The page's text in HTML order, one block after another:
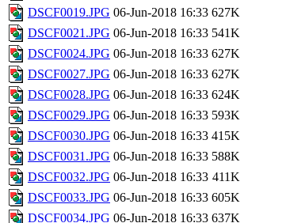
DSCF0019.JPG 06-Jun-2018 16:33 627K
DSCF0021.JPG 06-Jun-2018 16:33 541K
DSCF0024.JPG 06-Jun-2018 16:33 627K
DSCF0027.JPG 06-Jun-2018 16:33 627K
DSCF0028.JPG 06-Jun-2018 16:33 624K
DSCF0029.JPG 06-Jun-2018 16:33 593K
DSCF0030.JPG 06-Jun-2018 16:33 415K
DSCF0031.JPG 06-Jun-2018 16:33 588K
DSCF0032.JPG 06-Jun-2018 16:33 411K
DSCF0033.JPG 06-Jun-2018 16:33 605K
DSCF0034.JPG 06-Jun-2018 16:33 637K